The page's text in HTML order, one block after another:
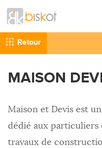
SITES
Retour
MAISON
Maison et Devis est
dédié aux particuliers
travaux de